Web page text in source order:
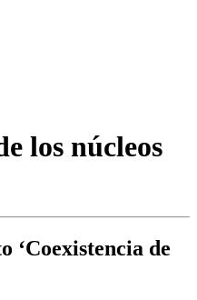
los núcleos
‘Coexistencia de